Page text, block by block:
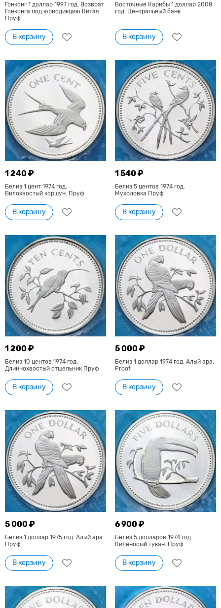
Гонконг 1 доллар 1997 год. Возврат
Гонконга под юрисдикцию Китая.
Пруф
В корзину
Восточные Карибы 1 доллар 2008
год. Центральный банк
В корзину
1 240 ₽
Белиз 1 цент 1974 год.
Вилохвостый коршун. Пруф
В корзину
1 540 ₽
Белиз 5 центов 1974 год.
Мухоловка Пруф
В корзину
1 200 ₽
Белиз 10 центов 1974 год.
Длиннохвостый отшельник Пруф
В корзину
5 000 ₽
Белиз 1 доллар 1974 год. Алый ара.
Proof
В корзину
5 000 ₽
Белиз 1 доллар 1975 год. Алый ара.
Пруф
В корзину
6 900 ₽
Белиз 5 долларов 1974 год.
Киленосый тукан. Пруф
В корзину